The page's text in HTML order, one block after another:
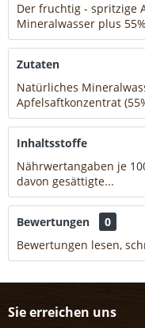
Der fruchtig - spritzige
Mineralwasser plus
Zutaten
Natürliches
Apfelsaftkonzentrat
Inhaltsstoffe
Nährwertangaben je
davon gesättigte...
Bewertungen
0
Bewertungen lesen,
Sie erreichen uns